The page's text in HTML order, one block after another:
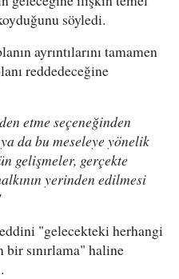
söyledi.
ayrıntılarını tamamen
reddedeceğine
etme seçeneğinden
da bu meseleye yönelik
gelişmeler, gerçekte
yerinden edilmesi
"gelecekteki herhangi
sınırlama" haline